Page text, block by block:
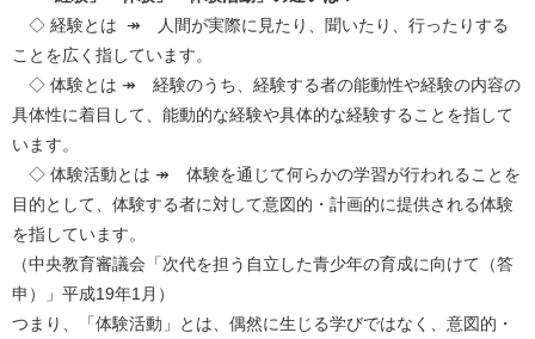
◇ 経験とは ↠ 人間が実際に見たり、聞いたり、行ったりする
ことを広く指しています。
◇ 体験とは ↠ 経験のうち、経験する者の能動性や経験の内容の
具体性に着目して、能動的な経験や具体的な経験することを指して
います。
◇ 体験活動とは ↠ 体験を通じて何らかの学習が行われることを
目的として、体験する者に対して意図的・計画的に提供される体験
を指しています。
（中央教育審議会「次代を担う自立した青少年の育成に向けて（答
申）」平成19年1月）
つまり、「体験活動」とは、偶然に生じる学びではなく、意図的・